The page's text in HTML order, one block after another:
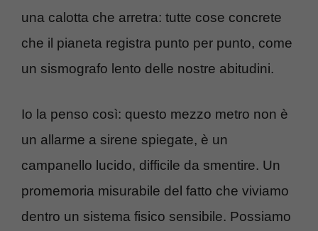
una calotta che arretra: tutte cose concrete
che il pianeta registra punto per punto, come
un sismografo lento delle nostre abitudini.
Io la penso così: questo mezzo metro non è
un allarme a sirene spiegate, è un
campanello lucido, difficile da smentire. Un
promemoria misurabile del fatto che viviamo
dentro un sistema fisico sensibile. Possiamo